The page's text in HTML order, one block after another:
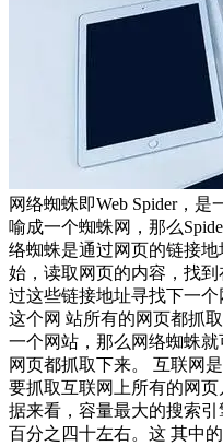
网络蜘蛛即Web Spider，
喻成一个蜘蛛网，那么
络蜘蛛是通过网页的链接
始，读取网页的内容，找
过这些链接地址寻找下一
这个网 站所有的网页都抓
一个网站，那么网络蜘蛛
网页都抓取下来。 互联网
要抓取互联网上所有的网
据来看，容量最大的搜索
百分之四十左右。这 其中